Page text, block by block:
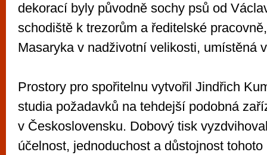
dekorací byly původně sochy psů od
schodiště k trezorům a ředitelské
Masaryka v nadživotní velikosti, umístěná
Prostory pro spořitelnu vytvořil Jindřich
studia požadavků na tehdejší podobná
v Československu. Dobový tisk
účelnost, jednoduchost a důstojnost